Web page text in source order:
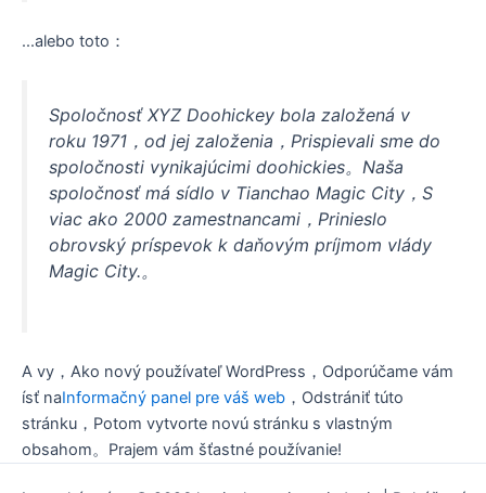
...alebo toto：
Spoločnosť XYZ Doohickey bola založená v
roku 1971，od jej založenia，Prispievali sme do
spoločnosti vynikajúcimi doohickies。Naša
spoločnosť má sídlo v Tianchao Magic City，S
viac ako 2000 zamestnancami，Prinieslo
obrovský príspevok k daňovým príjmom vlády
Magic City.。
A vy，Ako nový používateľ WordPress，Odporúčame vám
ísť naInformačný panel pre váš web ，Odstrániť túto
stránku，Potom vytvorte novú stránku s vlastným
obsahom。Prajem vám šťastné používanie!